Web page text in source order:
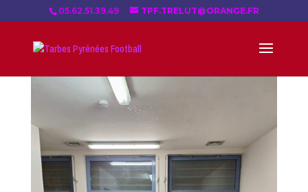
05.62.51.39.49 TPF.TRELUT@ORANGE.FR